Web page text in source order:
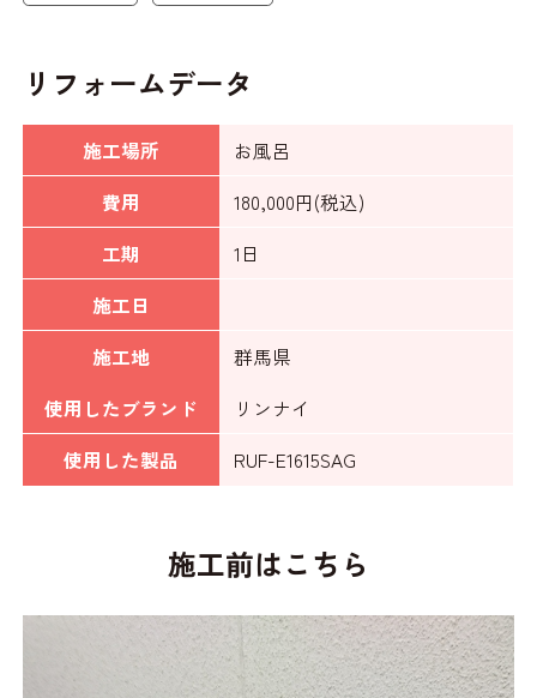
リフォームデータ
施工場所
お風呂
費用
180,000円(税込)
工期
1日
施工日
施工地
群馬県
使用したブランド
リンナイ
使用した製品
RUF-E1615SAG
施工前はこちら